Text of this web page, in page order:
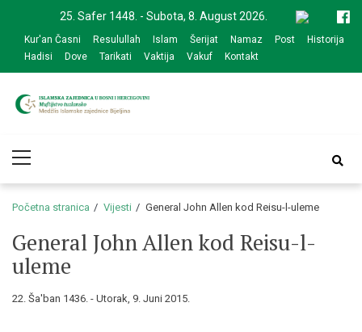
navigation
content
25. Safer 1448. - Subota, 8. August 2026.
Kur'an Časni Resulullah Islam Šerijat Namaz Post
Historija
Hadisi
Dove Tarikati Vaktija Vakuf Kontakt
zajednice Bijeljina
Menu
Početna stranica Vijesti General John Allen kod Reisu-l-uleme
General John Allen kod Reisu-l-
uleme
22. Ša'ban 1436. - Utorak, 9. Juni 2015.